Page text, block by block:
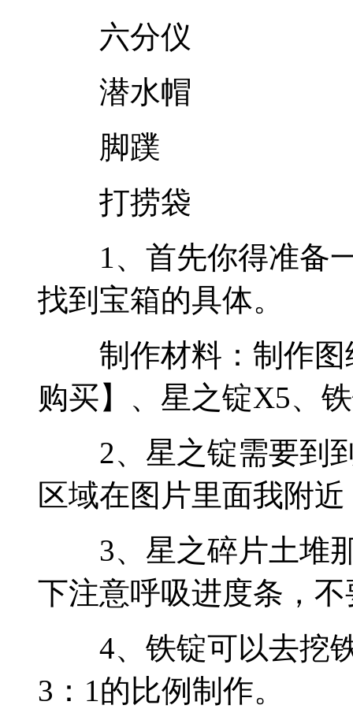
六分仪
潜水帽
脚蹼
打捞袋
1、首先你得准备一
找到宝箱的具体。
制作材料：制作图
购买】、星之锭X5、
2、星之锭需要到到
区域在图片里面我附
3、星之碎片土堆那
下注意呼吸进度条，
4、铁锭可以去挖铁
3：1的比例制作。